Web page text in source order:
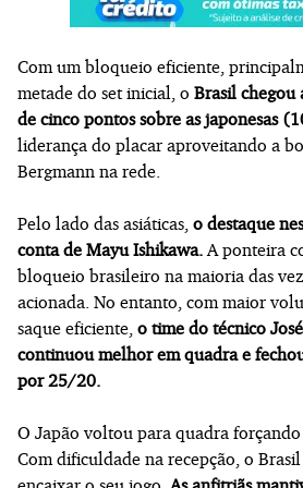
Com um bloqueio eficiente,
metade do set inicial, o Brasil chegou
de cinco pontos sobre as japonesas
liderança do placar aproveitando a
Bergmann na rede.
Pelo lado das asiáticas, o destaque
conta de Mayu Ishikawa.A ponteira
bloqueio brasileiro na maioria das
acionada. No entanto, com maior
saque eficiente, o time do técnico
continuou melhor em quadra e
por 25/20.
O Japão voltou para quadra forçando
Com dificuldade na recepção, o